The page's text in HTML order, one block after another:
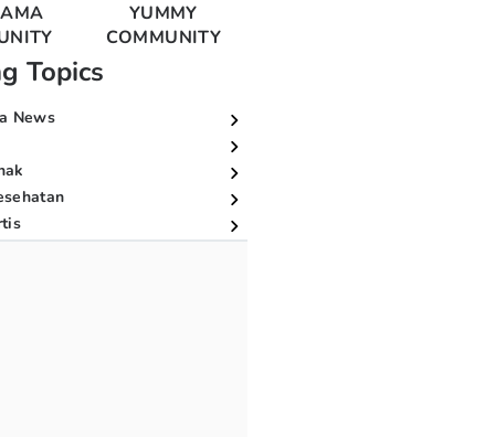
YUMMY
COMMUNITY
Topics
News